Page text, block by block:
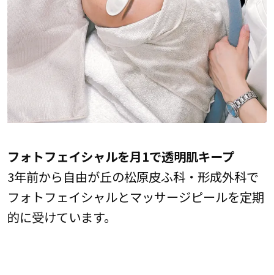
フォトフェイシャルを月1で透明肌キープ
3年前から自由が丘の松原皮ふ科・形成外科で
フォトフェイシャルとマッサージピールを定期
的に受けています。